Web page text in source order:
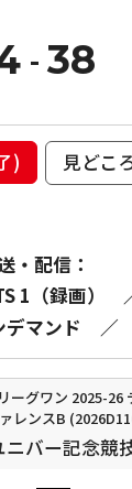
38
)
見どこ
・配信：
1（録画）
デマンド
／
ーグワン 2025-26
レンスB
バー記念競